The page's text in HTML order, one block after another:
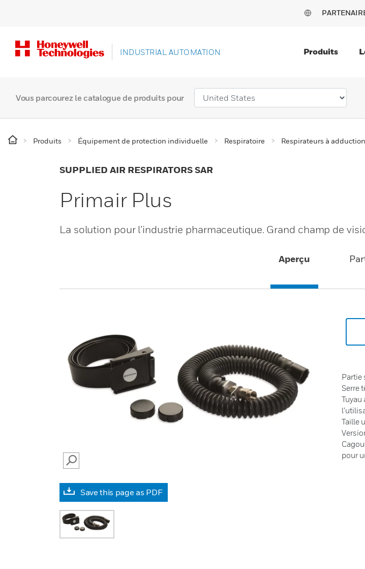
INDUSTRIAL AUTOMATION Produits
Vous parcourez le catalogue de produits pour
Produits Équipement de protection individuelle Respiratoire Respirateurs à
SUPPLIED AIR RESPIRATORS SAR
Primair Plus
La solution pour l’industrie pharmaceutique. Grand champ de
Aperçu
SEARCH
Save this page as PDF
Partie
Serre
Tuyau
Taille
pour